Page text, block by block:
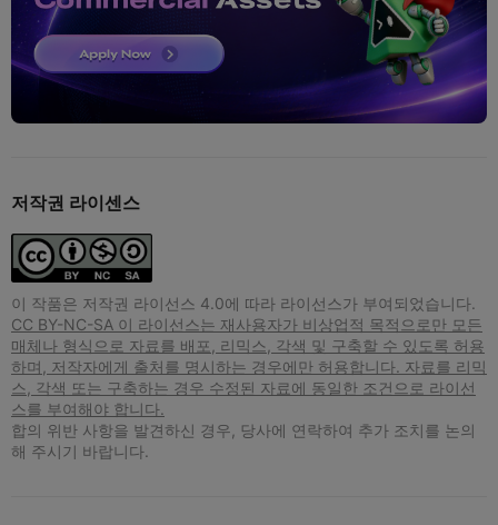
저작권 라이센스
이 작품은 저작권 라이선스 4.0에 따라 라이선스가 부여되었습니다.
CC BY-NC-SA 이 라이선스는 재사용자가 비상업적 목적으로만 모든
매체나 형식으로 자료를 배포, 리믹스, 각색 및 구축할 수 있도록 허용
하며, 저작자에게 출처를 명시하는 경우에만 허용합니다. 자료를 리믹
스, 각색 또는 구축하는 경우 수정된 자료에 동일한 조건으로 라이선
스를 부여해야 합니다.
합의 위반 사항을 발견하신 경우, 당사에 연락하여 추가 조치를 논의
해 주시기 바랍니다.